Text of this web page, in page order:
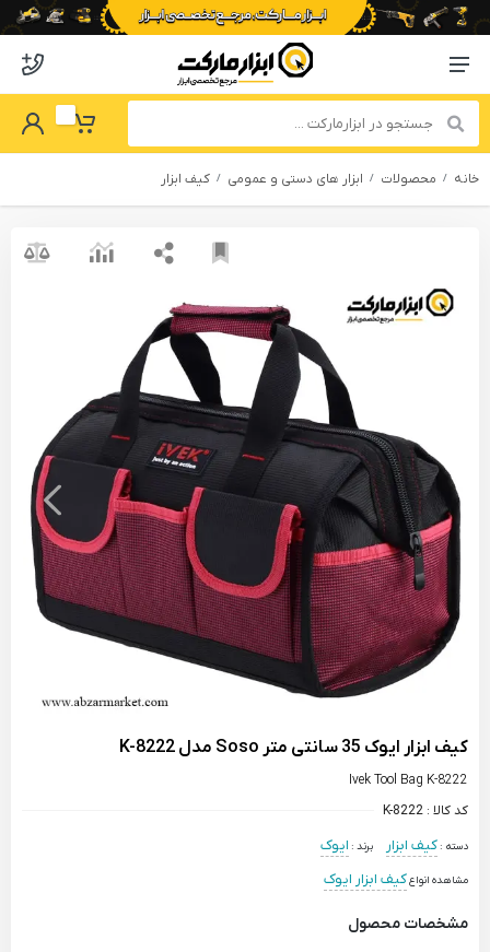
Menu Navigation
My Basket
Password
خانه محصولات ابزار های دستی و عمومی کیف ابزار
کیف ابزار ایوک 35 سانتی متر Soso مدل K-8222
Ivek Tool Bag K-8222
کد کالا :K-8222
دسته :کیف ابزار برند : ایوک
مشاهده انواعکیف ابزار ایوک
مشخصات محصول